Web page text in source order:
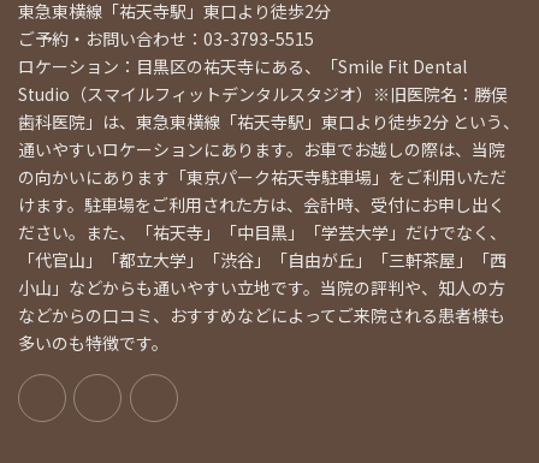
東急東横線「祐天寺駅」東口より徒歩2分
ご予約・お問い合わせ：03-3793-5515
ロケーション：目黒区の祐天寺にある、「Smile Fit Dental
Studio（スマイルフィットデンタルスタジオ）※旧医院名：勝俣
歯科医院」は、東急東横線「祐天寺駅」東口より徒歩2分 という、
通いやすいロケーションにあります。お車でお越しの際は、当院
の向かいにあります「東京パーク祐天寺駐車場」をご利用いただ
けます。駐車場をご利用された方は、会計時、受付にお申し出く
ださい。また、「祐天寺」「中目黒」「学芸大学」だけでなく、
「代官山」「都立大学」「渋谷」「自由が丘」「三軒茶屋」「西
小山」などからも通いやすい立地です。当院の評判や、知人の方
などからの口コミ、おすすめなどによってご来院される患者様も
多いのも特徴です。